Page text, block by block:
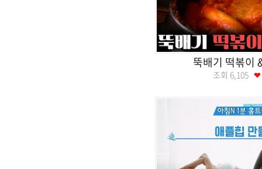
뚝배기 떡볶이
조회 6,105